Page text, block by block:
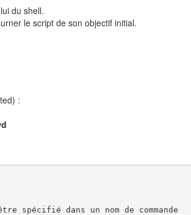
du shell.
le script de son objectif initial.
:
dans un nom de commande